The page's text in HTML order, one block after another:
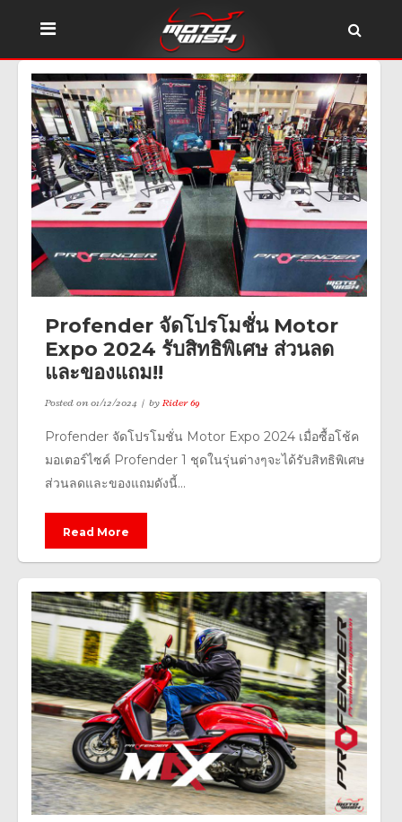
Profender จัดโปรโมชั่น Motor
Expo 2024 รับสิทธิพิเศษ ส่วนลด
และของแถม!!
Posted on01/12/2024 byRider 69
Profender จัดโปรโมชั่น Motor Expo 2024 เมื่อซื้อโช้ค
มอเตอร์ไซค์ Profender 1 ชุดในรุ่นต่างๆจะได้รับสิทธิพิเศษ
ส่วนลดและของแถมดังนี้...
Read More